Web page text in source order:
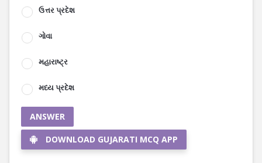
ઉત્તર પ્રદેશ
ગોવા
મહારાષ્ટ્ર
મધ્ય પ્રદેશ
ANSWER
DOWNLOAD GUJARATI MCQ APP